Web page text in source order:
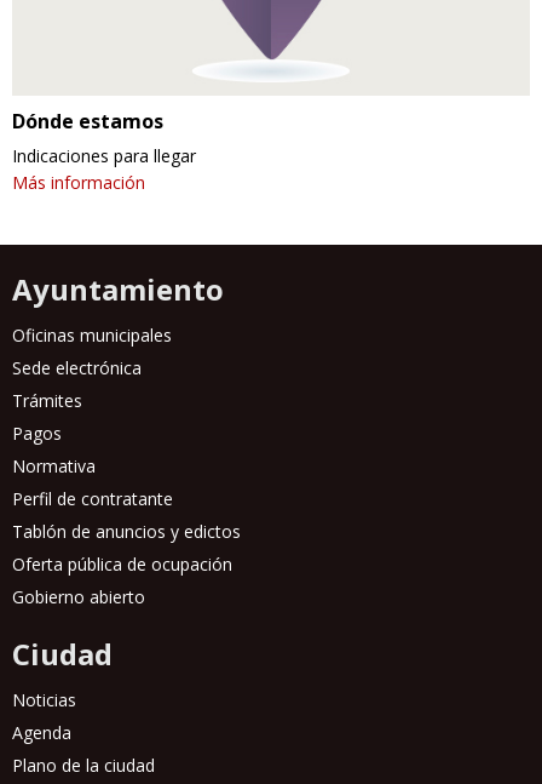
Dónde estamos
Indicaciones para llegar
Más información
Ayuntamiento
Oficinas municipales
Sede electrónica
Trámites
Pagos
Normativa
Perfil de contratante
Tablón de anuncios y edictos
Oferta pública de ocupación
Gobierno abierto
Ciudad
Noticias
Agenda
Plano de la ciudad